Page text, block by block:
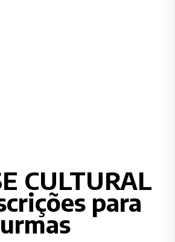
CULTURAL
para